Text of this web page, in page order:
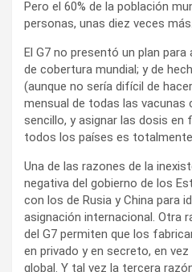
Pero el 60% de la población
personas, unas diez veces más.
El G7 no presentó un plan
de cobertura mundial; y de
(aunque no sería difícil de
mensual de todas las vacunas
sencillo, y asignar las dosis
todos los países es
Una de las razones de la
negativa del gobierno de los
con los de Rusia y China para
asignación internacional. Otra
del G7 permiten que los
en privado y en secreto, en
global. Y tal vez la tercera